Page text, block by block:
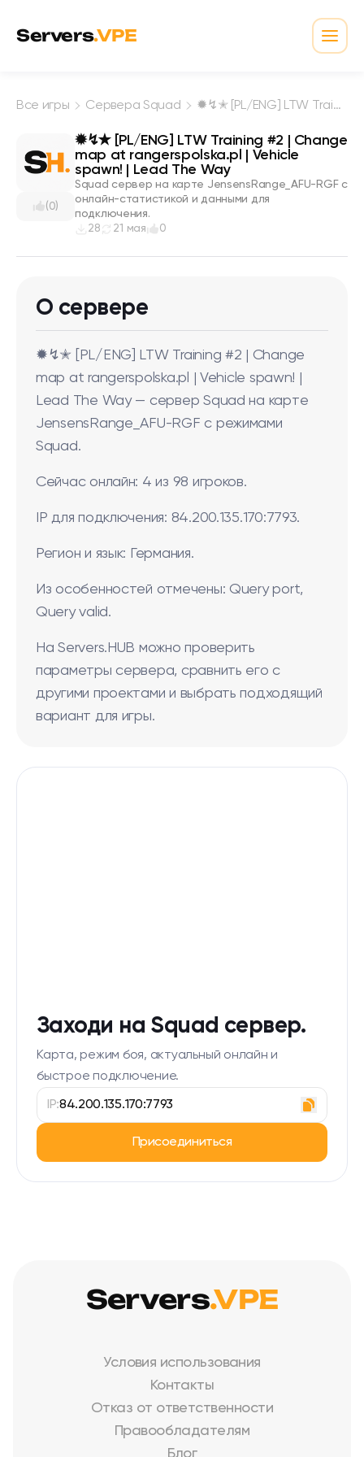
Servers.VPE
Все игры Сервера Squad ✹↯✭ [PL/ENG] LTW Training #2 | Change map at rangerspolska.pl | Vehicle spawn! | Lead The Way
(0)
✹↯✭ [PL/ENG] LTW Training #2 | Change
map at rangerspolska.pl | Vehicle
spawn! | Lead The Way
Squad сервер на карте JensensRange_AFU-RGF с
онлайн-статистикой и данными для
подключения.
28
21 мая 0
О сервере
✹↯✭ [PL/ENG] LTW Training #2 | Change
map at rangerspolska.pl | Vehicle spawn! |
Lead The Way — сервер Squad на карте
JensensRange_AFU-RGF с режимами
Squad.
Сейчас онлайн: 4 из 98 игроков.
IP для подключения: 84.200.135.170:7793.
Регион и язык: Германия.
Из особенностей отмечены: Query port,
Query valid.
На Servers.HUB можно проверить
параметры сервера, сравнить его с
другими проектами и выбрать подходящий
вариант для игры.
Заходи на Squad сервер.
Карта, режим боя, актуальный онлайн и
быстрое подключение.
IP:84.200.135.170:7793
Присоединиться
Условия использования
Контакты
Отказ от ответственности
Правообладателям
Блог
Servers.VPE